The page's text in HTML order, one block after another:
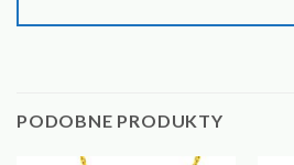
PODOBNE PRODUKTY